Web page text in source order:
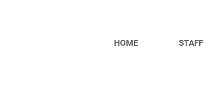
HOME STAFF